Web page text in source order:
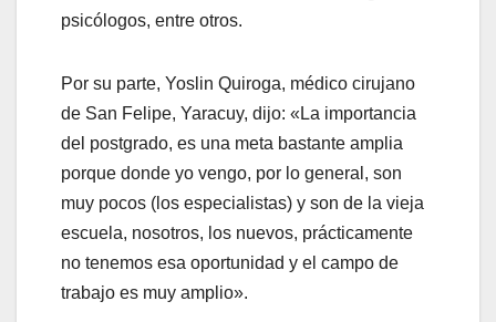
psicólogos, entre otros.
Por su parte, Yoslin Quiroga, médico cirujano
de San Felipe, Yaracuy, dijo: «La importancia
del postgrado, es una meta bastante amplia
porque donde yo vengo, por lo general, son
muy pocos (los especialistas) y son de la vieja
escuela, nosotros, los nuevos, prácticamente
no tenemos esa oportunidad y el campo de
trabajo es muy amplio».